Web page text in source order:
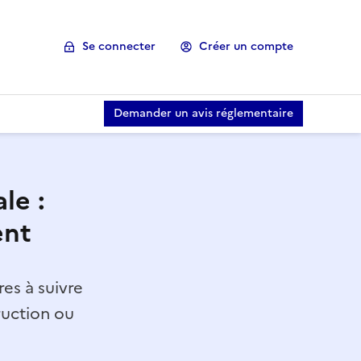
Se connecter Créer un compte
Demander un avis réglementaire
:
à suivre
ou